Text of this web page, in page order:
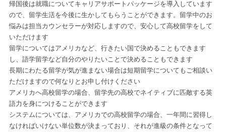
帰国後は就職についてキャリアサポートパッケージを導入しています
ので、留学生活を今後に生かしてもらうことができます。留学中のお
悩みは担当カウンセラーが対応しますので、安心して高校留学をして
いただけます
留学についてはアメリカなど、行きたい国で決めることもできます
し、語学留学など自分のやりたいことで決めることもできます
長期にわたる留学が気が進まない場合は短期留学についてもご相談い
ただけますので何なりとお申し付けください
アメリカへ高校留学の場合、留学先の高校でネイティブに匹敵する英
語力を身につけることができます
システムについては、アメリカでの高校留学の場合、一年間に習得し
なければいけない単位数が決まっており、それが進級の条件となって